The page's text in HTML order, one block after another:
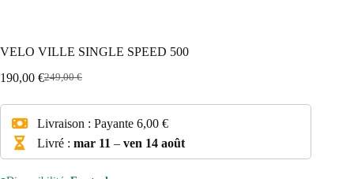
VELO VILLE SINGLE SPEED 500
249,00€
Le
était :
249,00 €.
190,00 €Le
est :
190,00 €.
Livraison : Payante 6,00 €
Livré : mar 11 – ven 14 août